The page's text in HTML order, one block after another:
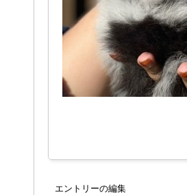
エントリーの編集